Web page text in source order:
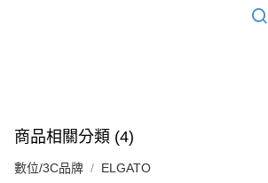
商品相關分類 (4)
數位/3C品牌 ELGATO